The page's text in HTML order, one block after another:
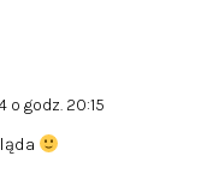
o godz. 20:15